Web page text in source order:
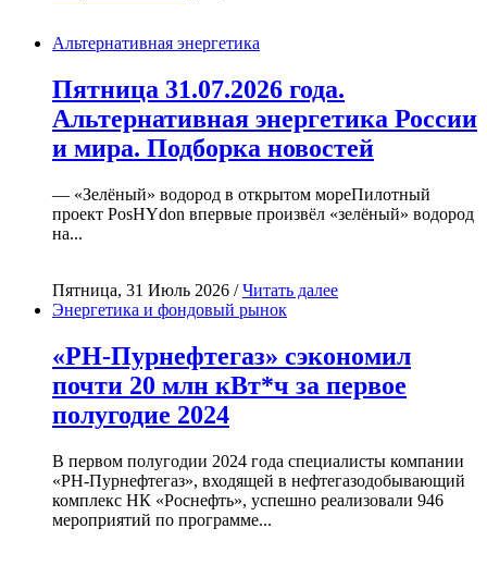
Альтернативная энергетика
Пятница 31.07.2026 года.
Альтернативная энергетика России
и мира. Подборка новостей
— «Зелёный» водород в открытом мореПилотный
проект PosHYdon впервые произвёл «зелёный» водород
на...
Пятница, 31 Июль 2026 /Читать далее
Энергетика и фондовый рынок
«РН-Пурнефтегаз» сэкономил
почти 20 млн кВт*ч за первое
полугодие 2024
В первом полугодии 2024 года специалисты компании
«РН-Пурнефтегаз», входящей в нефтегазодобывающий
комплекс НК «Роснефть», успешно реализовали 946
мероприятий по программе...